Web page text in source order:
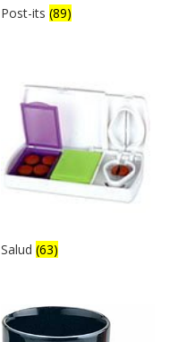
Post-its(89)
Salud(63)